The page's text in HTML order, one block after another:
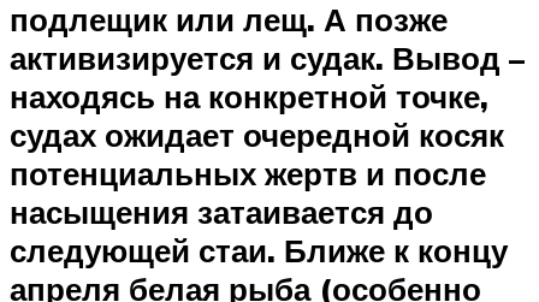
подлещик или лещ. А позже
активизируется и судак. Вывод –
находясь на конкретной точке,
судах ожидает очередной косяк
потенциальных жертв и после
насыщения затаивается до
следующей стаи. Ближе к концу
апреля белая рыба (особенно